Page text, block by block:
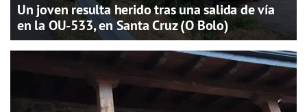
Un joven resulta herido tras una salida de vía
en la OU-533, en Santa Cruz (O Bolo)